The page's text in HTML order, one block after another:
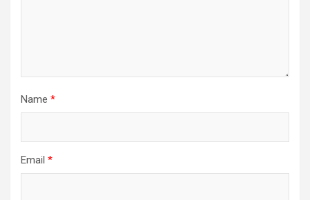
Name *
Email *